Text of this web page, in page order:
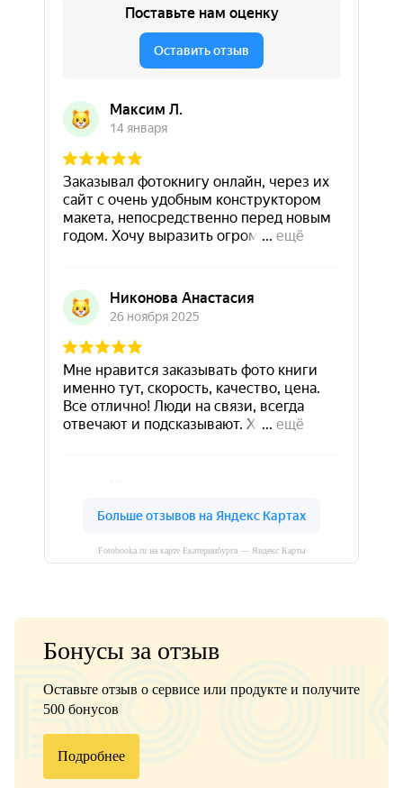
Fotobooka.ru на карте Екатеринбурга — Яндекс Карты
Бонусы за отзыв
Оставьте отзыв о сервисе или продукте и получите
500 бонусов
Подробнее